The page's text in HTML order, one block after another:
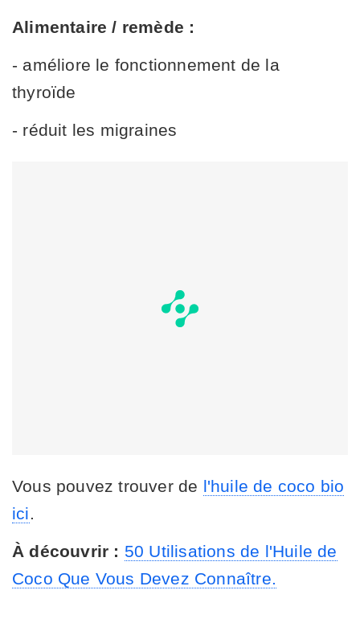
Alimentaire / remède :
- améliore le fonctionnement de la
thyroïde
- réduit les migraines
Vous pouvez trouver de l'huile de coco bio
ici.
À découvrir : 50 Utilisations de l'Huile de
Coco Que Vous Devez Connaître.